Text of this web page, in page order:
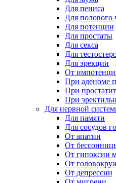
Для пениса
Для полового
Для потенции
Для простаты
Для секса
Для
Для эрекции
От
При аденоме
При
При
Для нервной
Для памяти
Для сосудов
От апатии
От
От гипоксии
От
От депрессии